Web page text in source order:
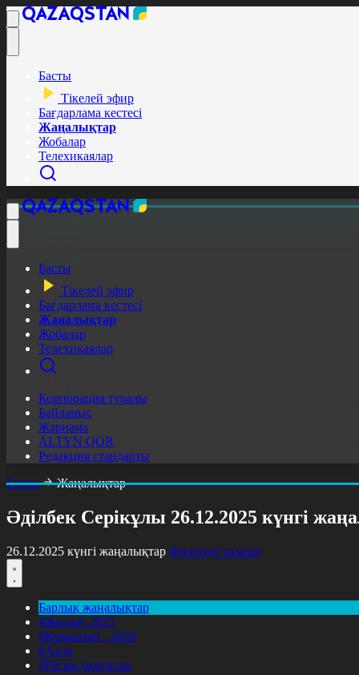
Басты
Тікелей эфир
Бағдарлама кестесі
Жаңалықтар
Жобалар
Телехикаялар
Басты
Тікелей эфир
Бағдарлама кестесі
Жаңалықтар
Жобалар
Телехикаялар
Корпорация туралы
Байланыс
Жарнама
ALTYN QOR
Редакция стандарты
Басты
Жаңалықтар
Әділбек Серікұлы 26.12.2025 күнгі
26.12.2025 күнгі жаңалықтар Фильтрді тазалау
Барлық жаңалықтар
#Жолдау 2025
#Құрылтай - 2026
#Апта
#Ресми оқиғалар